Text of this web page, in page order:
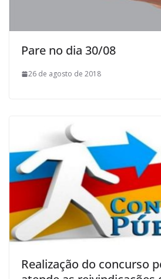
Pare no dia 30/08
26 de agosto de 2018
Realização do concurso